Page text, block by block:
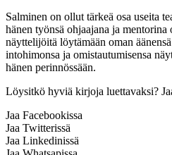
Salminen on ollut tärkeä osa useita
hänen työnsä ohjaajana ja
näyttelijöitä löytämään oman
intohimonsa ja omistautumisensa
hänen perinnössään.
Löysitkö hyviä kirjoja luettavaksi?
Jaa Facebookissa
Jaa Twitterissä
Jaa Linkedinissä